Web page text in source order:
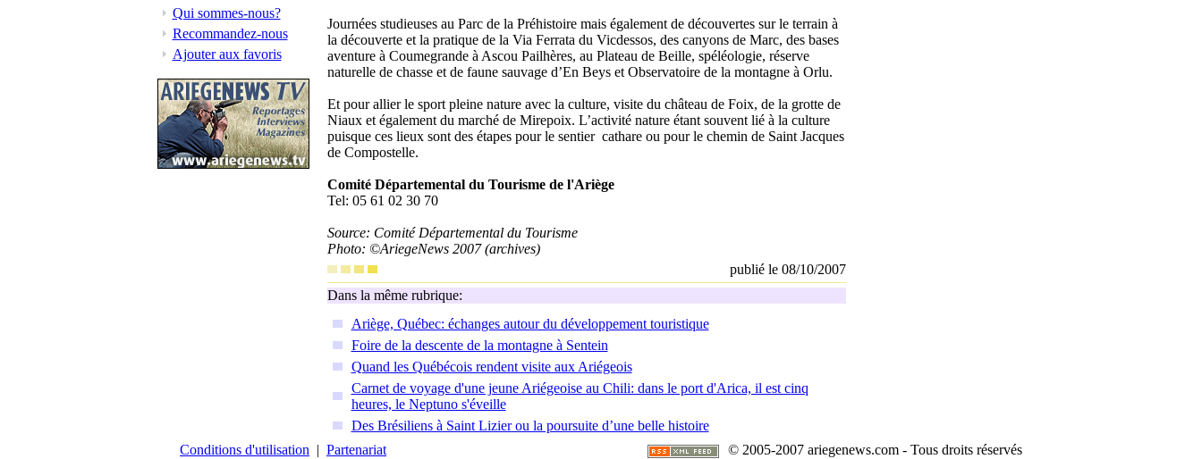
Qui sommes-nous?
Recommandez-nous
Ajouter aux favoris
Journées studieuses au Parc de la Préhistoire mais également de découvertes sur le terrain à
la découverte et la pratique de la Via Ferrata du Vicdessos, des canyons de Marc, des bases
aventure à Coumegrande à Ascou Pailhères, au Plateau de Beille, spéléologie, réserve
naturelle de chasse et de faune sauvage d’En Beys et Observatoire de la montagne à Orlu.
Et pour allier le sport pleine nature avec la culture, visite du château de Foix, de la grotte de
Niaux et également du marché de Mirepoix. L’activité nature étant souvent lié à la culture
puisque ces lieux sont des étapes pour le sentier cathare ou pour le chemin de Saint Jacques
de Compostelle.
Comité Départemental du Tourisme de l'Ariège
Tel: 05 61 02 30 70
Source: Comité Départemental du Tourisme
Photo: ©AriegeNews 2007 (archives)
publié le 08/10/2007
Dans la même rubrique:
Ariège, Québec: échanges autour du développement touristique
Foire de la descente de la montagne à Sentein
Quand les Québécois rendent visite aux Ariégeois
Carnet de voyage d'une jeune Ariégeoise au Chili: dans le port d'Arica, il est cinq
heures, le Neptuno s'éveille
Des Brésiliens à Saint Lizier ou la poursuite d’une belle histoire
Conditions d'utilisation | Partenariat © 2005-2007 ariegenews.com - Tous droits réservés